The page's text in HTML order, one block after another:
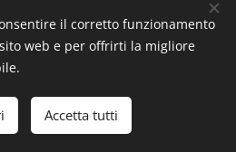
Albignasego (PD)
riservati Cookies
il corretto funzionamento
web e per offrirti la migliore
Accetta tutti